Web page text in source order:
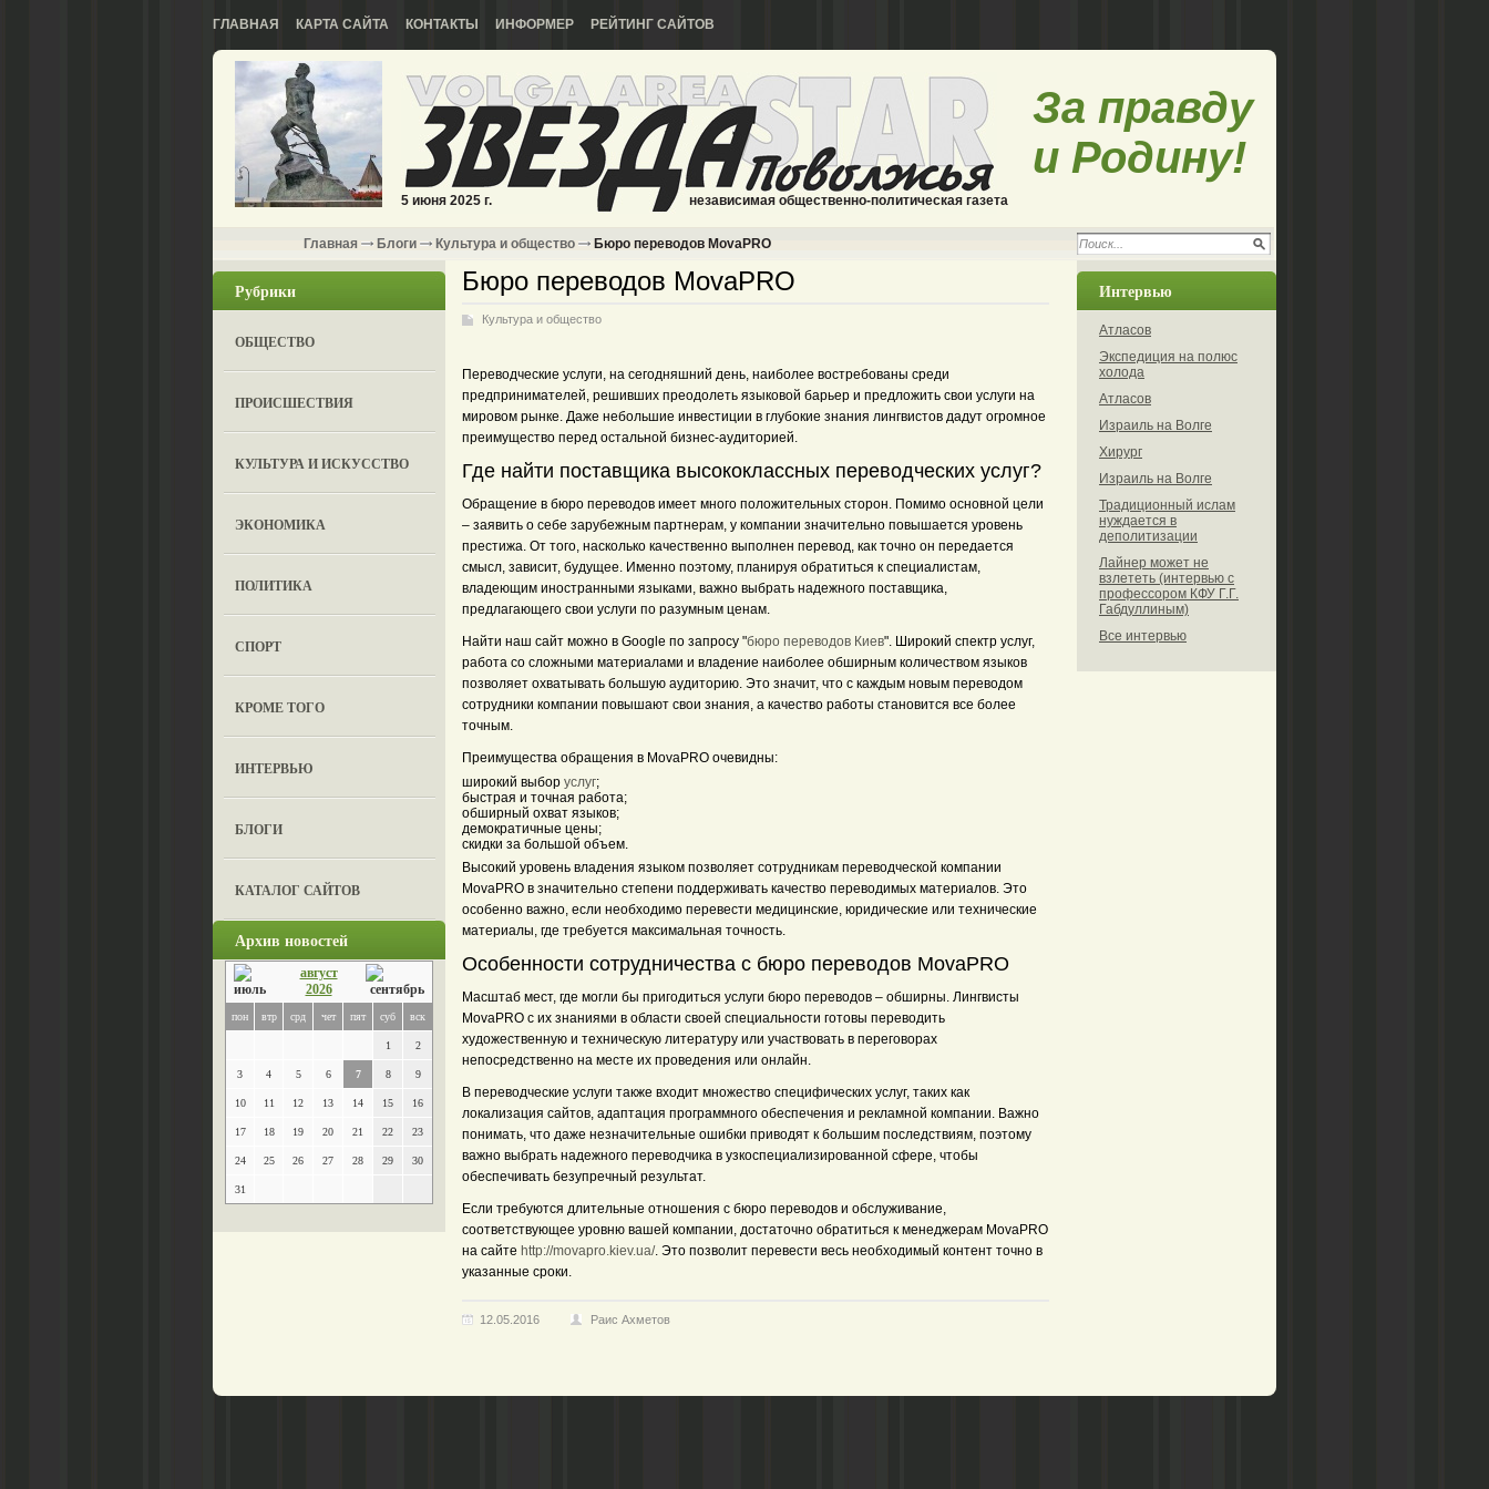
ГЛАВНАЯ КАРТА САЙТА КОНТАКТЫ ИНФОРМЕР РЕЙТИНГ САЙТОВ
5 июня 2025 г. независимая общественно-политическая газета
За правду
и Родину!
Главная Блоги Культура и общество Бюро переводов MovaPRO
Рубрики
ОБЩЕСТВО
ПРОИСШЕСТВИЯ
КУЛЬТУРА И ИСКУССТВО
ЭКОНОМИКА
ПОЛИТИКА
СПОРТ
КРОМЕ ТОГО
ИНТЕРВЬЮ
БЛОГИ
КАТАЛОГ САЙТОВ
Архив новостей
август
2026
пон втр срд чет пят суб вск
1 2
3 4 5 6 7 8 9
10 11 12 13 14 15 16
17 18 19 20 21 22 23
24 25 26 27 28 29 30
31
Бюро переводов MovaPRO
Культура и общество
Переводческие услуги, на сегодняшний день, наиболее востребованы среди
предпринимателей, решивших преодолеть языковой барьер и предложить свои услуги на
мировом рынке. Даже небольшие инвестиции в глубокие знания лингвистов дадут огромное
преимущество перед остальной бизнес-аудиторией.
Где найти поставщика высококлассных переводческих услуг?
Обращение в бюро переводов имеет много положительных сторон. Помимо основной цели
– заявить о себе зарубежным партнерам, у компании значительно повышается уровень
престижа. От того, насколько качественно выполнен перевод, как точно он передается
смысл, зависит, будущее. Именно поэтому, планируя обратиться к специалистам,
владеющим иностранными языками, важно выбрать надежного поставщика,
предлагающего свои услуги по разумным ценам.
Найти наш сайт можно в Google по запросу "бюро переводов Киев". Широкий спектр услуг,
работа со сложными материалами и владение наиболее обширным количеством языков
позволяет охватывать большую аудиторию. Это значит, что с каждым новым переводом
сотрудники компании повышают свои знания, а качество работы становится все более
точным.
Преимущества обращения в MovaPRO очевидны:
широкий выбор услуг;
быстрая и точная работа;
обширный охват языков;
демократичные цены;
скидки за большой объем.
Высокий уровень владения языком позволяет сотрудникам переводческой компании
MovaPRO в значительно степени поддерживать качество переводимых материалов. Это
особенно важно, если необходимо перевести медицинские, юридические или технические
материалы, где требуется максимальная точность.
Особенности сотрудничества с бюро переводов MovaPRO
Масштаб мест, где могли бы пригодиться услуги бюро переводов – обширны. Лингвисты
MovaPRO с их знаниями в области своей специальности готовы переводить
художественную и техническую литературу или участвовать в переговорах
непосредственно на месте их проведения или онлайн.
В переводческие услуги также входит множество специфических услуг, таких как
локализация сайтов, адаптация программного обеспечения и рекламной компании. Важно
понимать, что даже незначительные ошибки приводят к большим последствиям, поэтому
важно выбрать надежного переводчика в узкоспециализированной сфере, чтобы
обеспечивать безупречный результат.
Если требуются длительные отношения с бюро переводов и обслуживание,
соответствующее уровню вашей компании, достаточно обратиться к менеджерам MovaPRO
на сайте http://movapro.kiev.ua/. Это позволит перевести весь необходимый контент точно в
указанные сроки.
12.05.2016 Раис Ахметов
Интервью
Атласов
Экспедиция на полюс
холода
Атласов
Израиль на Волге
Хирург
Израиль на Волге
Традиционный ислам
нуждается в
деполитизации
Лайнер может не
взлететь (интервью с
профессором КФУ Г.Г.
Габдуллиным)
Все интервью